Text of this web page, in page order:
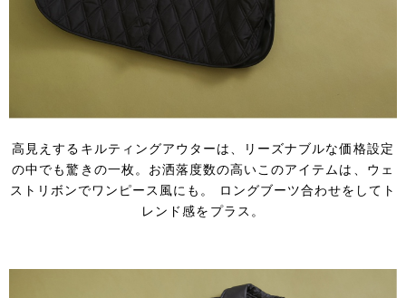
高見えするキルティングアウターは、リーズナブルな価格設定
の中でも驚きの一枚。お洒落度数の高いこのアイテムは、ウェ
ストリボンでワンピース風にも。 ロングブーツ合わせをしてト
レンド感をプラス。